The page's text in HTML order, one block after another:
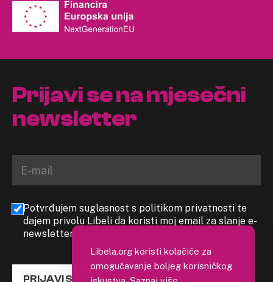
Prijavi se na mjesečni
newsletter
Potvrđujem suglasnost s politikom privatnosti te
dajem privolu Libeli da koristi moj email za slanje e-
newslettera
PRIJAVI SE
Libela.org koristi kolačiće za
omogućavanje boljeg korisničkog